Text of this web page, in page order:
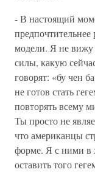
- В настоящий
модели. Я не вижу
силы, какую
говорят: «бу чен
не готов стать
повторять всему
Ты просто не
что американцы
форме. Я с ними в
оставить того